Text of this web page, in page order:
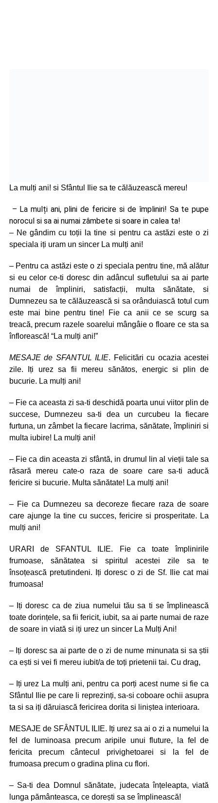
La mulți ani! si Sfântul Ilie sa te călăuzească mereu!
– La mulți ani, plini de fericire si de împliniri! Sa te pupe
norocul si sa ai numai zâmbete si soare in calea ta!
– Ne gândim cu toții la tine si pentru ca astăzi este o zi
speciala iți uram un sincer La mulți ani!
– Pentru ca astăzi este o zi speciala pentru tine, mă alătur
si eu celor ce-ti doresc din adâncul sufletului sa ai parte
numai de împliniri, satisfacții, multa sănătate, si
Dumnezeu sa te călăuzească si sa orânduiască totul cum
este mai bine pentru tine! Fie ca anii ce se scurg sa
treacă, precum razele soarelui mângâie o floare ce sta sa
înflorească! “La mulți ani!”
MESAJE de SFANTUL ILIE. Felicitări cu ocazia acestei
zile. Iți urez sa fii mereu sănătos, energic si plin de
bucurie. La mulți ani!
– Fie ca aceasta zi sa-ti deschidă poarta unui viitor plin de
succese, Dumnezeu sa-ti dea un curcubeu la fiecare
furtuna, un zâmbet la fiecare lacrima, sănătate, împliniri si
multa iubire! La mulți ani!
– Fie ca din aceasta zi sfântă, in drumul lin al vieții tale sa
răsară mereu cate-o raza de soare care sa-ti aducă
fericire si bucurie. Multa sănătate! La mulți ani!
– Fie ca Dumnezeu sa decoreze fiecare raza de soare
care ajunge la tine cu succes, fericire si prosperitate. La
mulți ani!
URARI de SFANTUL ILIE. Fie ca toate împlinirile
frumoase, sănătatea si spiritul acestei zile sa te
însoțească pretutindeni. Iți doresc o zi de Sf. Ilie cat mai
frumoasa!
– Iți doresc ca de ziua numelui tău sa ti se împlinească
toate dorințele, sa fii fericit, iubit, sa ai parte numai de raze
de soare in viată si iți urez un sincer La Mulți Ani!
– Iți doresc sa ai parte de o zi de nume minunata si sa știi
ca ești si vei fi mereu iubit/a de toți prietenii tai. Cu drag,
– Iți urez La mulți ani, pentru ca porți acest nume si fie ca
Sfântul Ilie pe care li reprezinți, sa-si coboare ochii asupra
ta si sa iți dăruiască fericirea dorita si liniștea interioara.
MESAJE de SFÂNTUL ILIE. Iți urez sa ai o zi a numelui la
fel de luminoasa precum aripile unui fluture, la fel de
fericita precum cântecul privighetoarei si la fel de
frumoasa precum o gradina plina cu flori.
– Sa-ti dea Domnul sănătate, judecata înțeleapta, viată
lunga pământeasca, ce dorești sa se împlinească!